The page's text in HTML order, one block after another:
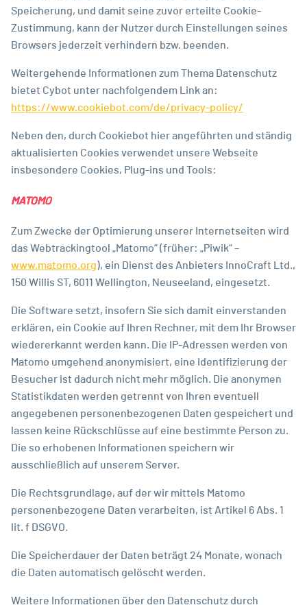
Speicherung, und damit seine zuvor erteilte Cookie-
Zustimmung, kann der Nutzer durch Einstellungen seines
Browsers jederzeit verhindern bzw. beenden.
Weitergehende Informationen zum Thema Datenschutz
bietet Cybot unter nachfolgendem Link an:
https://www.cookiebot.com/de/privacy-policy/
Neben den, durch Cookiebot hier angeführten und ständig
aktualisierten Cookies verwendet unsere Webseite
insbesondere Cookies, Plug-ins und Tools:
MATOMO
Zum Zwecke der Optimierung unserer Internetseiten wird
das Webtrackingtool „Matomo“ (früher: „Piwik“ –
www.matomo.org), ein Dienst des Anbieters InnoCraft Ltd.,
150 Willis ST, 6011 Wellington, Neuseeland, eingesetzt.
Die Software setzt, insofern Sie sich damit einverstanden
erklären, ein Cookie auf Ihren Rechner, mit dem Ihr Browser
wiedererkannt werden kann. Die IP-Adressen werden von
Matomo umgehend anonymisiert, eine Identifizierung der
Besucher ist dadurch nicht mehr möglich. Die anonymen
Statistikdaten werden getrennt von Ihren eventuell
angegebenen personenbezogenen Daten gespeichert und
lassen keine Rückschlüsse auf eine bestimmte Person zu.
Die so erhobenen Informationen speichern wir
ausschließlich auf unserem Server.
Die Rechtsgrundlage, auf der wir mittels Matomo
personenbezogene Daten verarbeiten, ist Artikel 6 Abs. 1
lit. f DSGVO.
Die Speicherdauer der Daten beträgt 24 Monate, wonach
die Daten automatisch gelöscht werden.
Weitere Informationen über den Datenschutz durch